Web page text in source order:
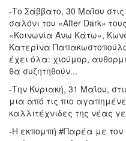
-Το Σάββατο, 30 Μαΐου
σαλόνι του «After Dark»
«Κοινωνία Άνω Κάτω»,
Κατερίνα
έχει όλα: χιούμορ,
θα συζητηθούν...
-Την Κυριακή, 31 Μαΐου,
μια από τις πιο
καλλιτέχνιδες της νέας
-Η εκπομπή #Παρέα με